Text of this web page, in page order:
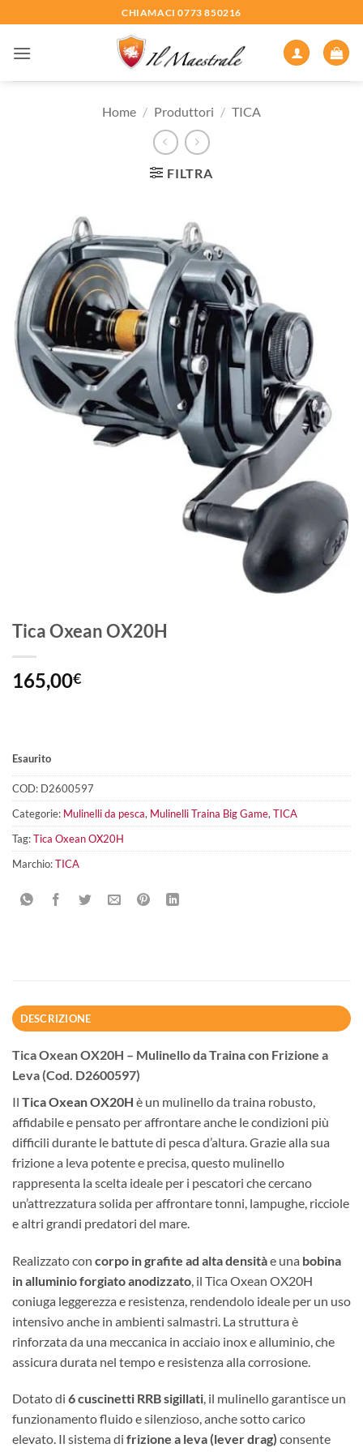
ai
contenuti
CHIAMACI 0773 850216
Home / Produttori / TICA
FILTRA
Tica Oxean OX20H
165,00€
Esaurito
COD: D2600597
Categorie: Mulinelli da pesca, Mulinelli Traina Big Game, TICA
Tag:Tica Oxean OX20H
Marchio:TICA
DESCRIZIONE
Tica Oxean OX20H – Mulinello da Traina con Frizione a
Leva (Cod. D2600597)
Il Tica Oxean OX20H è un mulinello da traina robusto,
affidabile e pensato per affrontare anche le condizioni più
difficili durante le battute di pesca d’altura. Grazie alla sua
frizione a leva potente e precisa, questo mulinello
rappresenta la scelta ideale per i pescatori che cercano
un’attrezzatura solida per affrontare tonni, lampughe, ricciole
e altri grandi predatori del mare.
Realizzato con corpo in grafite ad alta densitàe una bobina
in alluminio forgiato anodizzato , il Tica Oxean OX20H
coniuga leggerezza e resistenza, rendendolo ideale per un uso
intensivo anche in ambienti salmastri. La struttura è
rinforzata da una meccanica in acciaio inox e alluminio, che
assicura durata nel tempo e resistenza alla corrosione.
Dotato di 6 cuscinetti RRB sigillati, il mulinello garantisce un
funzionamento fluido e silenzioso, anche sotto carico
elevato. Il sistema di frizione a leva (lever drag) consente